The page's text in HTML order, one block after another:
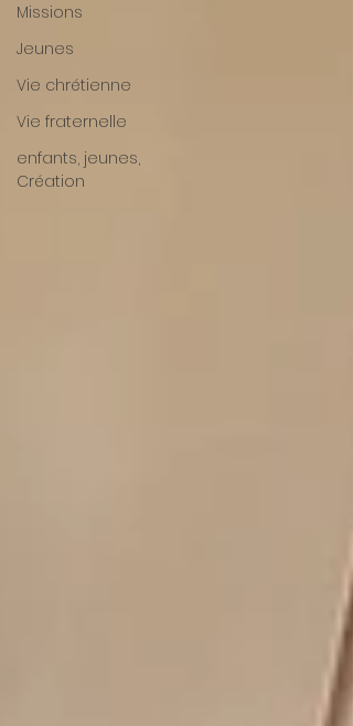
Missions
Jeunes
Vie chrétienne
Vie fraternelle
enfants, jeunes,
Création